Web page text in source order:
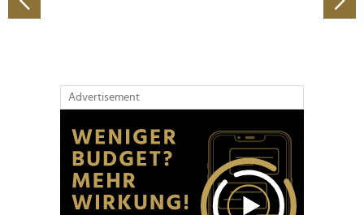
weiteren Daten zusammen, die Sie ihnen bereitgestellt
Advertisement